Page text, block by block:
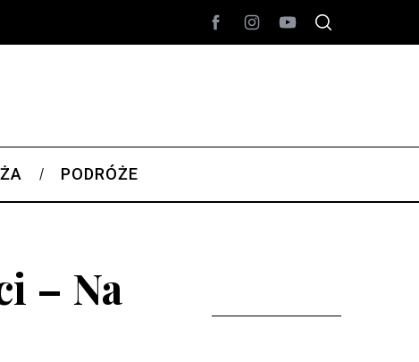
PODRÓŻE
– Na